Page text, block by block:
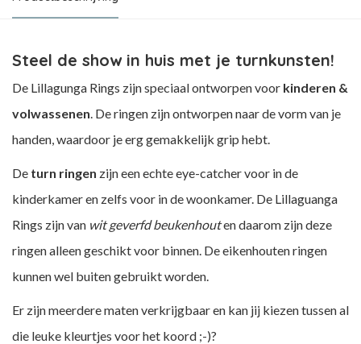
Steel de show in huis met je turnkunsten!
De Lillagunga Rings zijn speciaal ontworpen voor kinderen &
volwassenen. De ringen zijn ontworpen naar de vorm van je
handen, waardoor je erg gemakkelijk grip hebt.
De turn ringen zijn een echte eye-catcher voor in de
kinderkamer en zelfs voor in de woonkamer. De Lillaguanga
Rings zijn van wit geverfd beukenhouten daarom zijn deze
ringen alleen geschikt voor binnen. Deeikenhouten ringen
kunnen wel buiten gebruikt worden.
Er zijn meerdere maten verkrijgbaar en kan jij kiezen tussen al
die leuke kleurtjes voor het koord ;-)?